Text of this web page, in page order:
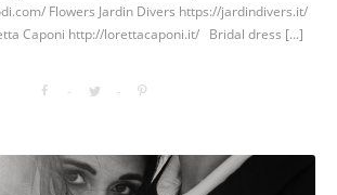
Flowers Jardin Divers https://jardindivers.it/
Caponi http://lorettacaponi.it/ Bridal dress [...]